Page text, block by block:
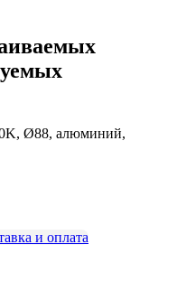
Ø88, алюминий,
и оплата